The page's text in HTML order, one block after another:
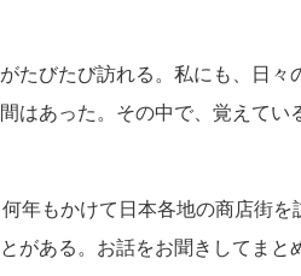
たびたび訪れる。私にも、日々
はあった。その中で、覚えてい
年もかけて日本各地の商店街
がある。お話をお聞きしてまと